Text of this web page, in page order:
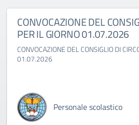
CONVOCAZIONE DEL
PER IL GIORNO 01.07.2026
CONVOCAZIONE DEL CONSIGLIO DI
01.07.2026
Personale scolastico